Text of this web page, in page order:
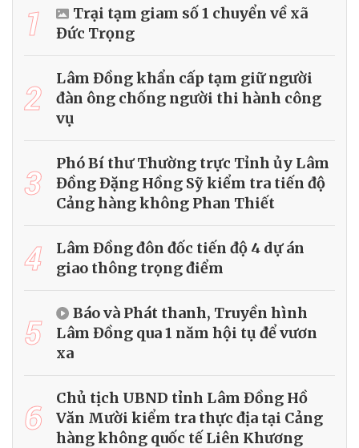
1
Trại tạm giam số 1 chuyển về xã
Đức Trọng
2
Lâm Đồng khẩn cấp tạm giữ người
đàn ông chống người thi hành công
vụ
3
Phó Bí thư Thường trực Tỉnh ủy Lâm
Đồng Đặng Hồng Sỹ kiểm tra tiến độ
Cảng hàng không Phan Thiết
4
Lâm Đồng đôn đốc tiến độ 4 dự án
giao thông trọng điểm
5
Báo và Phát thanh, Truyền hình
Lâm Đồng qua 1 năm hội tụ để vươn
xa
6
Chủ tịch UBND tỉnh Lâm Đồng Hồ
Văn Mười kiểm tra thực địa tại Cảng
hàng không quốc tế Liên Khương